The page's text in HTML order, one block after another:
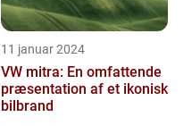
11 januar 2024
VW mitra: En omfattende
præsentation af et ikonisk
bilbrand